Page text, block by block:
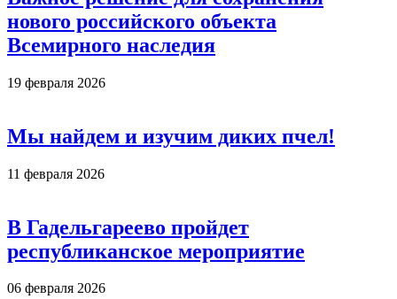
нового российского объекта
Всемирного наследия
19 февраля 2026
Мы найдем и изучим диких пчел!
11 февраля 2026
В Гадельгареево пройдет
республиканское мероприятие
06 февраля 2026